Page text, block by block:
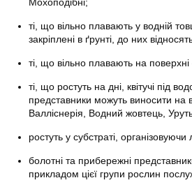
ті, що вільно плавають у водній
закріплені в ґрунті, до них
ті, що вільно плавають на
ті, що ростуть на дні, квітучі під
представники можуть виносити на
Валліснерія, Водний жовтець,
ростуть у субстраті,
болотні та прибережні
прикладом цієї групи рослин